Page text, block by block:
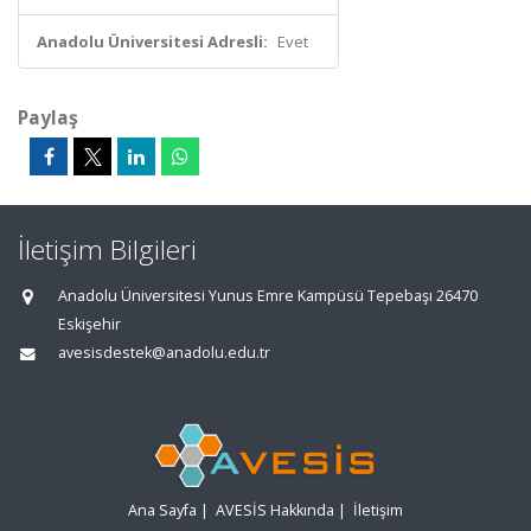
Anadolu Üniversitesi Adresli: Evet
Paylaş
İletişim Bilgileri
Anadolu Üniversitesi Yunus Emre Kampüsü Tepebaşı 26470
Eskişehir
avesisdestek@anadolu.edu.tr
Ana Sayfa | AVESİS Hakkında | İletişim